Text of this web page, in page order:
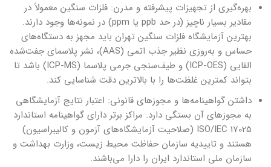
بهره‌گیری از تجهیزات پیشرفته و مدرن: فلزات سنگین معمولاً در
مقادیر بسیار ناچیز (در حد ppb یا ppm) در نمونه‌ها وجود دارند.
بهترین آزمایشگاه فلزات سنگین تهران باید مجهز به دستگاه‌های
حساس و به‌روزی نظیر جذب اتمی (AAS)، نشر پلاسمای جفت‌شده
القایی (ICP-OES) و طیف‌سنجی جرمی پلاسما (ICP-MS) باشد تا
بتواند کمترین غلظت‌ها را با بالاترین دقت شناسایی کند.
داشتن گواهینامه‌ها و مجوزهای قانونی: اعتبار نتایج آزمایشگاهی
به مجوزهای آن بستگی دارد. مراکز برتر دارای گواهینامه استاندارد
ISO/IEC 17025 (صلاحیت آزمایشگاه‌های آزمون و کالیبراسیون)
هستند و تاییدیه سازمان حفاظت محیط زیست، وزارت بهداشت و
سازمان ملی استاندارد ایران را دارا می‌باشند.